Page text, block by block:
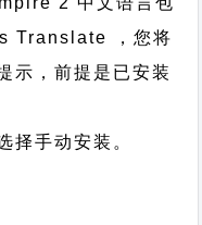
Translate ，您将
示，前提是已安装
择手动安装。